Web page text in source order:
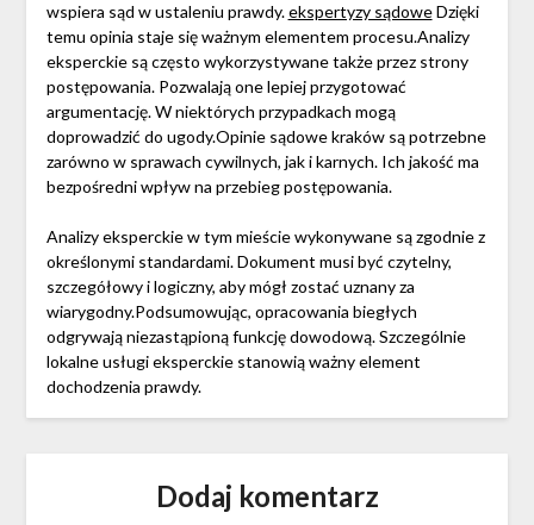
wspiera sąd w ustaleniu prawdy.ekspertyzy sądoweDzięki
temu opinia staje się ważnym elementem procesu.Analizy
eksperckie są często wykorzystywane także przez strony
postępowania. Pozwalają one lepiej przygotować
argumentację. W niektórych przypadkach mogą
doprowadzić do ugody.Opinie sądowe kraków są potrzebne
zarówno w sprawach cywilnych, jak i karnych. Ich jakość ma
bezpośredni wpływ na przebieg postępowania.
Analizy eksperckie w tym mieście wykonywane są zgodnie z
określonymi standardami. Dokument musi być czytelny,
szczegółowy i logiczny, aby mógł zostać uznany za
wiarygodny.Podsumowując, opracowania biegłych
odgrywają niezastąpioną funkcję dowodową. Szczególnie
lokalne usługi eksperckie stanowią ważny element
dochodzenia prawdy.
Dodaj komentarz